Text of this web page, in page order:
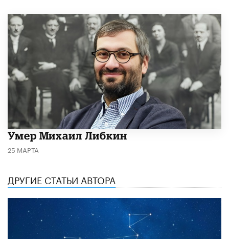
​Умер Михаил Либкин
25 МАРТА
ДРУГИЕ СТАТЬИ АВТОРА